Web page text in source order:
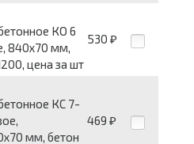
КО 6
840х70 мм,
цена за шт
530 ₽
КС 7-
мм, бетон
469 ₽